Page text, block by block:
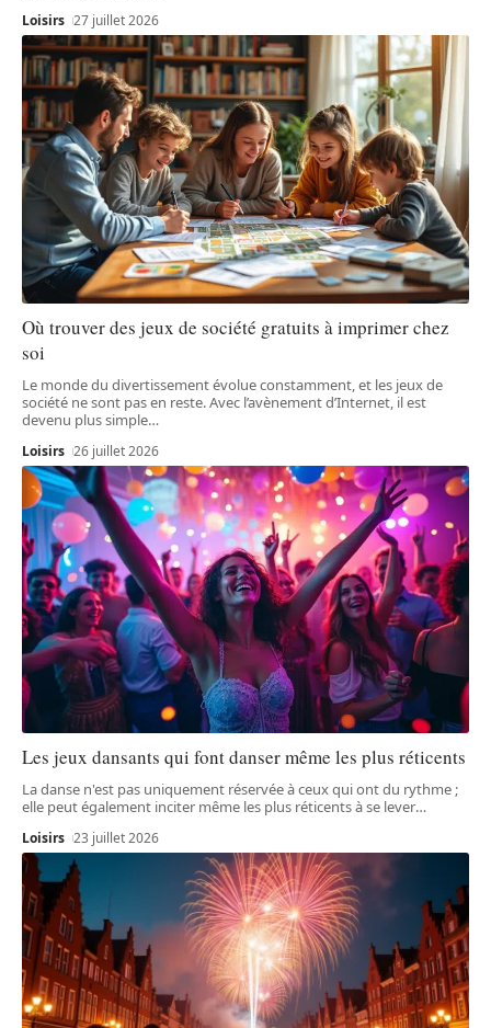
Loisirs 27 juillet 2026
Où trouver des jeux de société gratuits à imprimer chez
soi
Le monde du divertissement évolue constamment, et les jeux de
société ne sont pas en reste. Avec l’avènement d’Internet, il est
devenu plus simple…
Loisirs 26 juillet 2026
Les jeux dansants qui font danser même les plus réticents
La danse n'est pas uniquement réservée à ceux qui ont du rythme ;
elle peut également inciter même les plus réticents à se lever…
Loisirs 23 juillet 2026